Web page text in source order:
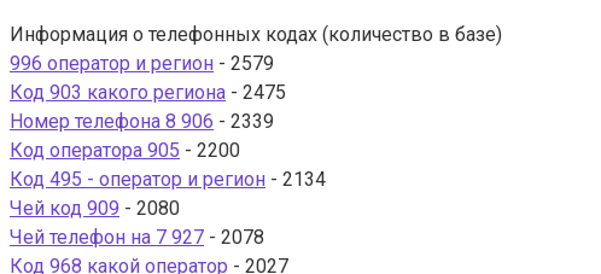
Информация о телефонных кодах (количество в базе)
996 оператор и регион - 2579
Код 903 какого региона - 2475
Номер телефона 8 906 - 2339
Код оператора 905 - 2200
Код 495 - оператор и регион - 2134
Чей код 909 - 2080
Чей телефон на 7 927 - 2078
Код 968 какой оператор - 2027